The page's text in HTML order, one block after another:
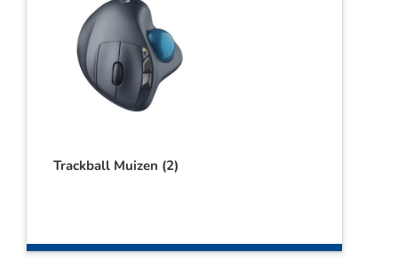
Trackball Muizen (2)